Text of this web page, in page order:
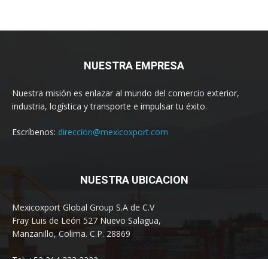
NUESTRA EMPRESA
Nuestra misión es enlazar al mundo del comercio exterior,
industria, logística y transporte e impulsar tu éxito.
Escríbenos: direccion@mexicoxport.com
NUESTRA UBICACION
Mexicoxport Global Group S.A de C.V
Fray Luis de León 527 Nuevo Salagua,
Manzanillo, Colima. C.P. 28869